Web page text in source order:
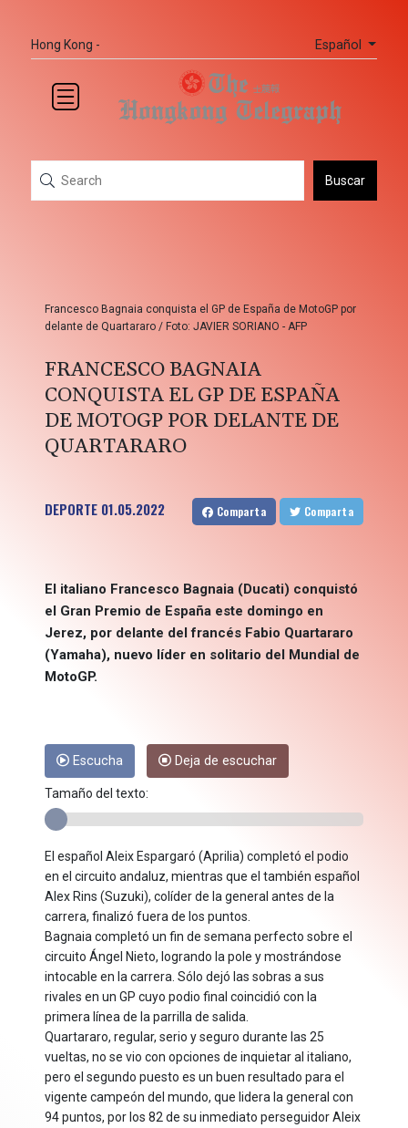
Hong Kong - Español
Buscar
Francesco Bagnaia conquista el GP de España de MotoGP por
delante de Quartararo / Foto: JAVIER SORIANO - AFP
FRANCESCO BAGNAIA
CONQUISTA EL GP DE ESPAÑA
DE MOTOGP POR DELANTE DE
QUARTARARO
DEPORTE 01.05.2022 Comparta Comparta
El italiano Francesco Bagnaia (Ducati) conquistó
el Gran Premio de España este domingo en
Jerez, por delante del francés Fabio Quartararo
(Yamaha), nuevo líder en solitario del Mundial de
MotoGP.
Escucha Deja de escuchar
Tamaño del texto:
El español Aleix Espargaró (Aprilia) completó el podio
en el circuito andaluz, mientras que el también español
Alex Rins (Suzuki), colíder de la general antes de la
carrera, finalizó fuera de los puntos.
Bagnaia completó un fin de semana perfecto sobre el
circuito Ángel Nieto, logrando la pole y mostrándose
intocable en la carrera. Sólo dejó las sobras a sus
rivales en un GP cuyo podio final coincidió con la
primera línea de la parrilla de salida.
Quartararo, regular, serio y seguro durante las 25
vueltas, no se vio con opciones de inquietar al italiano,
pero el segundo puesto es un buen resultado para el
vigente campeón del mundo, que lidera la general con
94 puntos, por los 82 de su inmediato perseguidor Aleix